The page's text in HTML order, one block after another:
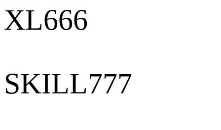
XL666
SKILL777